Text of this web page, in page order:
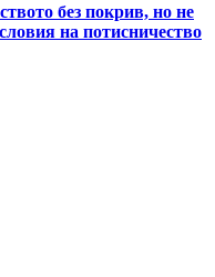
без покрив, но не
на потисничество